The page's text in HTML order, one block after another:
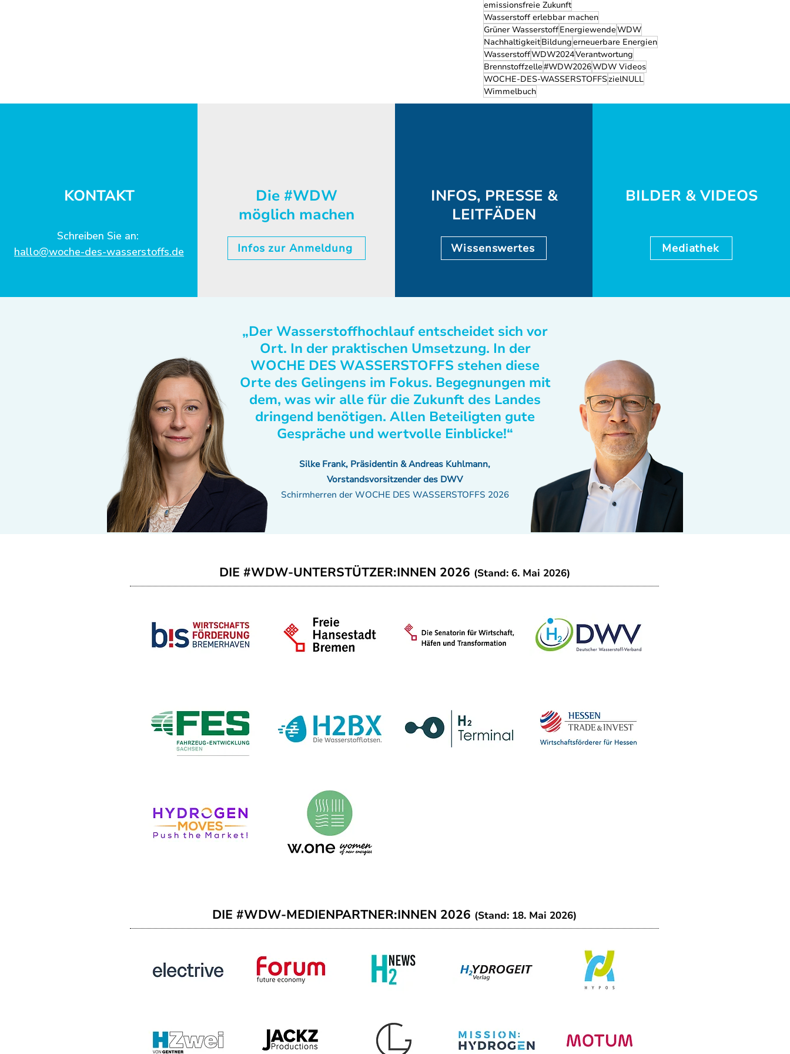
emissionsfreie Zukunft
Wasserstoff erlebbar machen
Grüner WasserstoffEnergiewendeWDW
NachhaltigkeitBildungerneuerbare Energien
WasserstoffWDW2024Verantwortung
Brennstoffzelle#WDW2026WDW Videos
WOCHE-DES-WASSERSTOFFSzielNULL
Wimmelbuch
KONTAKT
Schreiben Sie an:
hallo@woche-des-wasserstoffs.de
Die #WDW
möglich machen
Infos zur Anmeldung
INFOS, PRESSE &
LEITFÄDEN
Wissenswertes
BILDER & VIDEOS
Mediathek
„Der Wasserstoffhochlauf entscheidet sich vor
Ort. In der praktischen Umsetzung. In der
WOCHE DES WASSERSTOFFS stehen diese
Orte des Gelingens im Fokus. Begegnungen mit
dem, was wir alle für die Zukunft des Landes
dringend benötigen. Allen Beteiligten gute
Gespräche und wertvolle Einblicke!“
Silke Frank, Präsidentin & Andreas Kuhlmann,
Vorstandsvorsitzender des DWV
Schirmherren der WOCHE DES WASSERSTOFFS 2026
DIE #WDW-UNTERSTÜTZER:INNEN 2026 (Stand: 6. Mai 2026)
DIE #WDW-MEDIENPARTNER:INNEN 2026 (Stand: 18. Mai 2026)